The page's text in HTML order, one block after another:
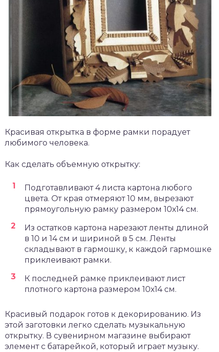
Красивая открытка в форме рамки порадует
любимого человека.
Как сделать объемную открытку:
Подготавливают 4 листа картона любого
цвета. От края отмеряют 10 мм, вырезают
прямоугольную рамку размером 10х14 см.
Из остатков картона нарезают ленты длиной
в 10 и 14 см и шириной в 5 см. Ленты
складывают в гармошку, к каждой гармошке
приклеивают рамки.
К последней рамке приклеивают лист
плотного картона размером 10х14 см.
Красивый подарок готов к декорированию. Из
этой заготовки легко сделать музыкальную
открытку. В сувенирном магазине выбирают
элемент с батарейкой, который играет музыку.